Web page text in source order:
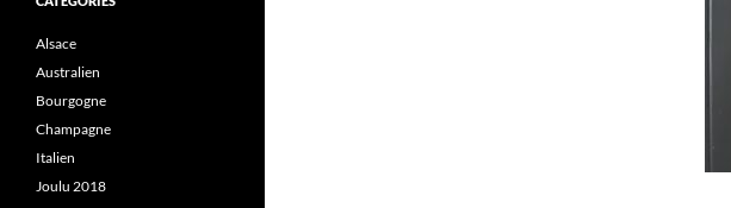
Alsace
Australien
Bourgogne
Champagne
Italien
Joulu 2018